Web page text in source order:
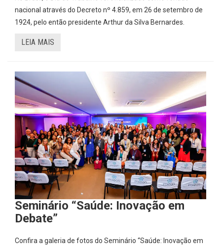
nacional através do Decreto nº 4.859, em 26 de setembro de
1924, pelo então presidente Arthur da Silva Bernardes.
LEIA MAIS
Seminário “Saúde: Inovação em
Debate”
Confira a galeria de fotos do Seminário “Saúde: Inovação em